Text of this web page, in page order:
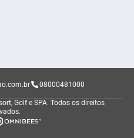
08000481000
Golf e SPA. Todos os direitos